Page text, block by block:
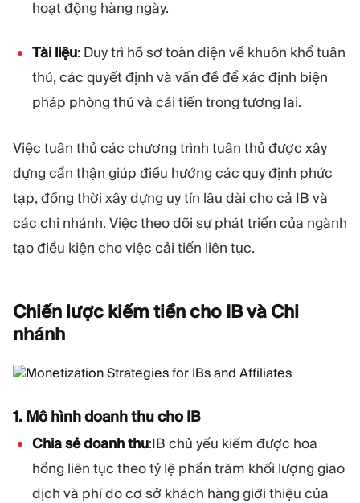
hoạt động hàng ngày.
Tài liệu: Duy trì hồ sơ toàn diện về khuôn khổ tuân
thủ, các quyết định và vấn đề để xác định biện
pháp phòng thủ và cải tiến trong tương lai.
Việc tuân thủ các chương trình tuân thủ được xây
dựng cẩn thận giúp điều hướng các quy định phức
tạp, đồng thời xây dựng uy tín lâu dài cho cả IB và
các chi nhánh. Việc theo dõi sự phát triển của ngành
tạo điều kiện cho việc cải tiến liên tục.
Chiến lược kiếm tiền cho IB và Chi
nhánh
1. Mô hình doanh thu cho IB
Chia sẻ doanh thu:IB chủ yếu kiếm được hoa
hồng liên tục theo tỷ lệ phần trăm khối lượng giao
dịch và phí do cơ sở khách hàng giới thiệu của